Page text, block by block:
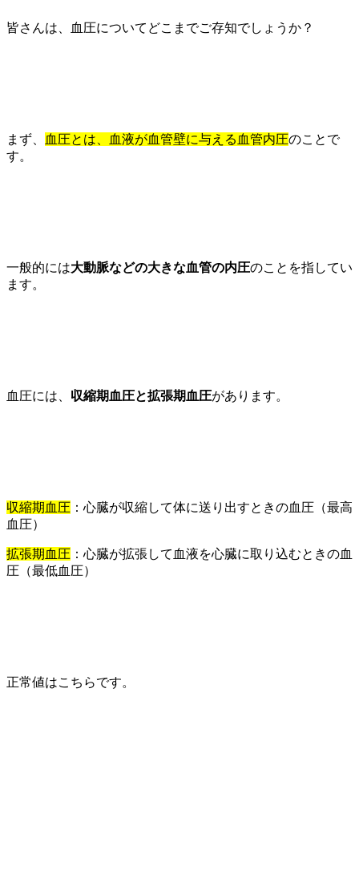
皆さんは、血圧についてどこまでご存知でしょうか？
まず、 血圧とは、血液が血管壁に与える血管内圧のことで
す。
一般的には大動脈などの大きな血管の内圧のことを指してい
ます。
血圧には、 収縮期血圧と拡張期血圧があります。
収縮期血圧 ：心臓が収縮して体に送り出すときの血圧（最高
血圧）
拡張期血圧 ：心臓が拡張して血液を心臓に取り込むときの血
圧（最低血圧）
正常値はこちらです。